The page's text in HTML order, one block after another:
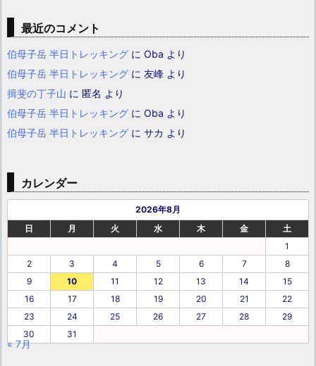
最近のコメント
伯母子岳 半日トレッキング に Oba より
伯母子岳 半日トレッキング に 友峰 より
揖斐の丁子山 に 匿名 より
伯母子岳 半日トレッキング に Oba より
伯母子岳 半日トレッキング に サカ より
カレンダー
2026年8月
日
月 火 水 木 金
土
1
2
3 4 5 6 7
8
9
10 11 12 13 14
15
16
17 18 19 20 21
22
23
24 25 26 27 28
29
30
31
« 7月